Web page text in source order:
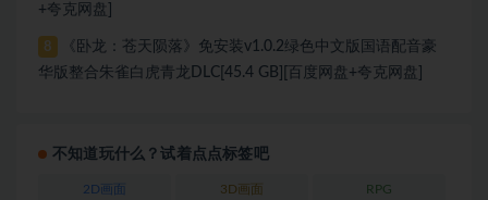
+夸克网盘]
8
《卧龙：苍天陨落》免安装v1.0.2绿色中文版国语配音豪
华版整合朱雀白虎青龙DLC[45.4 GB][百度网盘+夸克网盘]
不知道玩什么？试着点点标签吧
2D画面 3D画面 RPG